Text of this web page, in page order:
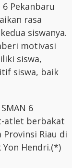
6 Pekanbaru
rasa
siswanya.
motivasi
siswa,
siswa, baik
6
atlet berbakat
Riau di
Hendri.(*)